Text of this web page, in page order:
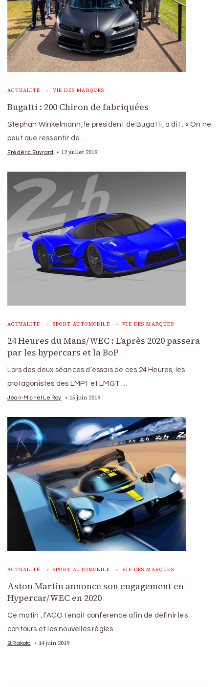
ACTUALITÉ VIE DES MARQUES
Bugatti : 200 Chiron de fabriquées
Stephan Winkelmann, le président de Bugatti, a dit : « On ne
peut que ressentir de …
Frédéric Euvrard 12 juillet 2019
ACTUALITÉ SPORT AUTOMOBILE VIE DES MARQUES
24 Heures du Mans/WEC : L’après 2020 passera
par les hypercars et la BoP
Lors des deux séances d’essais de ces 24 Heures, les
protagonistes des LMP1 et LMGT …
Jean-Michel Le Roy 15 juin 2019
ACTUALITÉ SPORT AUTOMOBILE VIE DES MARQUES
Aston Martin annonce son engagement en
Hypercar/WEC en 2020
Ce matin , l’ACO tenait conférence afin de définir les
contours et les nouvelles règles …
B.Rakoto 14 juin 2019